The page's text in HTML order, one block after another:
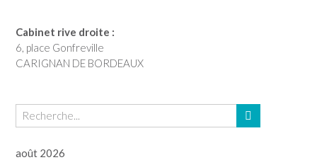
Cabinet rive droite :
6, place Gonfreville
CARIGNAN DE BORDEAUX
août 2026